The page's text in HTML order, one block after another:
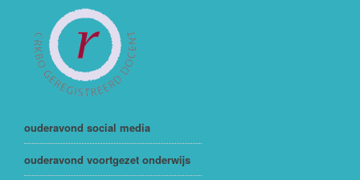
ouderavond social media
ouderavond voortgezet onderwijs